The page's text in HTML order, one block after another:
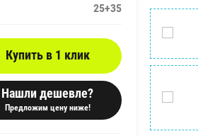
25+35
Купить в 1 клик
Нашли дешевле?
Предложим цену ниже!